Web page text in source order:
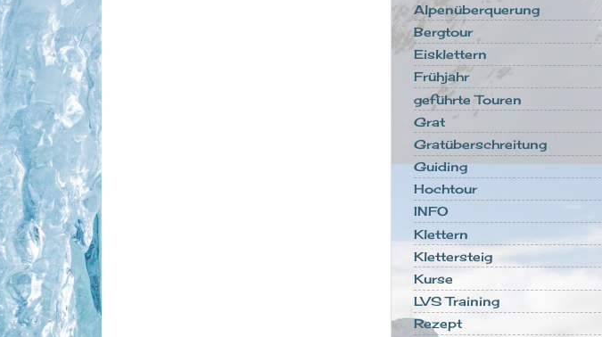
Alpenüberquerung
Bergtour
Eisklettern
Frühjahr
geführte Touren
Grat
Gratüberschreitung
Guiding
Hochtour
INFO
Klettern
Klettersteig
Kurse
LVS Training
Rezept